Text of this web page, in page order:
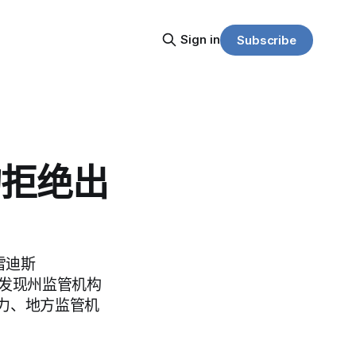
Sign in Subscribe
绝出
迪斯
现州监管机构
、地方监管机